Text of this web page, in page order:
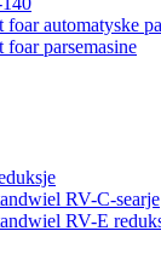
foar automatyske
foar parsemasine
RV-C-searje
RV-E